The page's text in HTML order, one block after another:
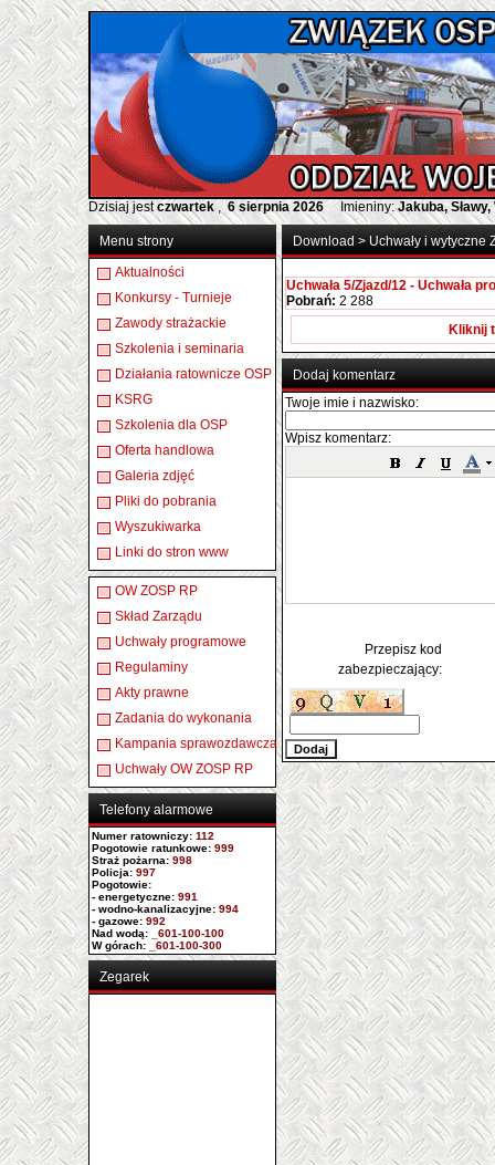
Dzisiaj jestczwartek,6 sierpnia 2026 Imieniny:Jakuba,
Menu strony
Aktualności
Konkursy - Turnieje
Zawody strażackie
Szkolenia i seminaria
Działania ratownicze OSP
KSRG
Szkolenia dla OSP
Oferta handlowa
Galeria zdjęć
Pliki do pobrania
Wyszukiwarka
Linki do stron www
OW ZOSP RP
Skład Zarządu
Uchwały programowe
Regulaminy
Akty prawne
Zadania do wykonania
Kampania sprawozdawcza
Uchwały OW ZOSP RP
Telefony alarmowe
Numer ratowniczy: 112
Pogotowie ratunkowe: 999
Straż pożarna: 998
Policja: 997
Pogotowie:
- energetyczne: 991
- wodno-kanalizacyjne: 994
- gazowe: 992
Nad wodą: _601-100-100
W górach: _601-100-300
Zegarek
Download > Uchwały i wytyczne
Uchwała 5/Zjazd/12 - Uchwała
Pobrań: 2 288
Kliknij
Dodaj komentarz
Twoje imie i nazwisko:
Wpisz komentarz:
Przepisz kod
zabezpieczający: